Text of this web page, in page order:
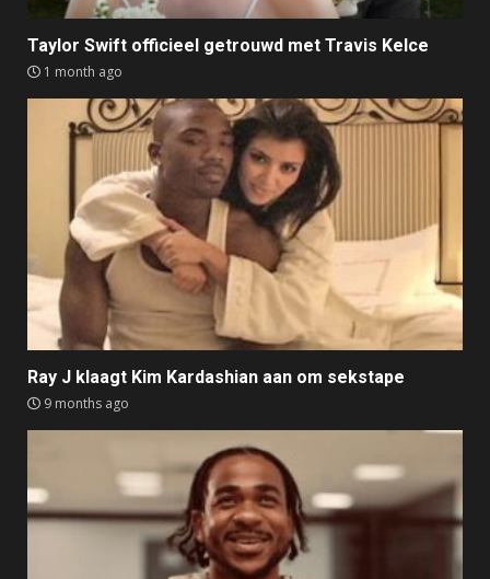
Taylor Swift officieel getrouwd met Travis Kelce
1 month ago
Ray J klaagt Kim Kardashian aan om sekstape
9 months ago